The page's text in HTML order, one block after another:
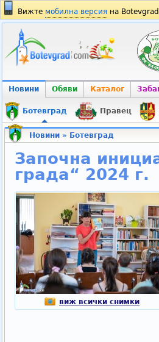
Вижте мобилна версия на
Новини Обяви Каталог
Ботевград Правец
Новини» Ботевград
Започна
града“ 2024 г.
виж всички снимки